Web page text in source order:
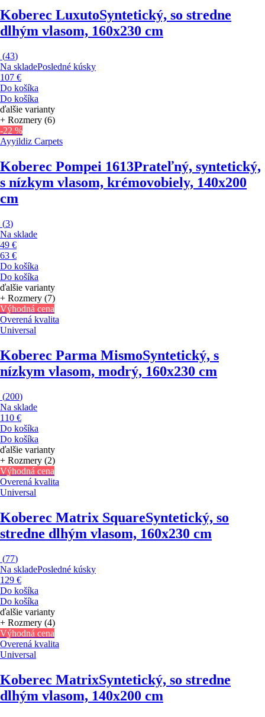
Koberec LuxutoSyntetický, so stredne
dlhým vlasom, 160x230 cm
(43)
Na skladePosledné kúsky
107 €
Do košíka
Do košíka
ďalšie varianty
+ Rozmery (6)
-22 %
Ayyildiz Carpets
Koberec Pompei 1613Prateľný, syntetický,
s nízkym vlasom, krémovobiely, 140x200
cm
(3)
Na sklade
49 €
63 €
Do košíka
Do košíka
ďalšie varianty
+ Rozmery (7)
Výhodná cena
Overená kvalita
Universal
Koberec Parma MismoSyntetický, s
nízkym vlasom, modrý, 160x230 cm
(200)
Na sklade
110 €
Do košíka
Do košíka
ďalšie varianty
+ Rozmery (2)
Výhodná cena
Overená kvalita
Universal
Koberec Matrix SquareSyntetický, so
stredne dlhým vlasom, 160x230 cm
(77)
Na skladePosledné kúsky
129 €
Do košíka
Do košíka
ďalšie varianty
+ Rozmery (4)
Výhodná cena
Overená kvalita
Universal
Koberec MatrixSyntetický, so stredne
dlhým vlasom, 140x200 cm